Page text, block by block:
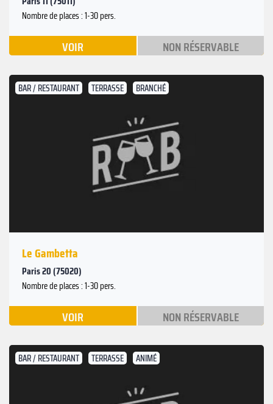
Nombre de places : 1-30 pers.
VOIR NON RÉSERVABLE
BAR / RESTAURANT TERRASSE BRANCHÉ
Le Gambetta
Paris 20 (75020)
Nombre de places : 1-30 pers.
VOIR NON RÉSERVABLE
BAR / RESTAURANT TERRASSE ANIMÉ